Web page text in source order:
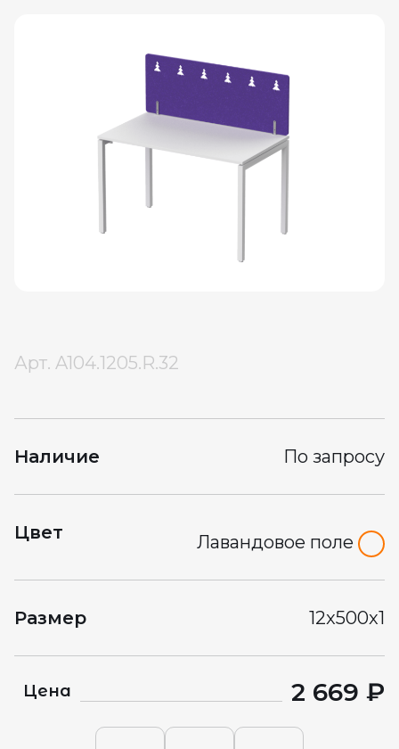
Арт. A104.1205.R.32
Наличие По запросу
Цвет Лавандовое поле
Размер 12x500x1
Цена 2 669 ₽